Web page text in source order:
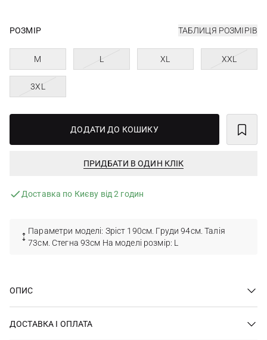
РОЗМІР ТАБЛИЦЯ РОЗМІРІВ
M L XL XXL
3XL
ДОДАТИ ДО КОШИКУ
ПРИДБАТИ В ОДИН КЛІК
Доставка по Києву від 2 годин
Параметри моделі: Зріст 190см. Груди 94см. Талія
73см. Стегна 93см На моделі розмір: L
ОПИС
ДОСТАВКА І ОПЛАТА